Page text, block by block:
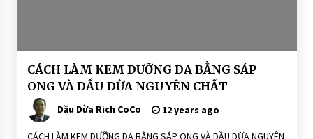
BÀI
VIẾT
Dưỡng
ẩm
thiên
nhiên
sáp
CÁCH LÀM KEM DƯỠNG DA BẰNG SÁP
ONG VÀ DẦU DỪA NGUYÊN CHẤT
Dầu Dừa Rich CoCo 12 years ago
CÁCH LÀM KEM DƯỠNG DA BẰNG SÁP ONG VÀ DẦU DỪA NGUYÊN